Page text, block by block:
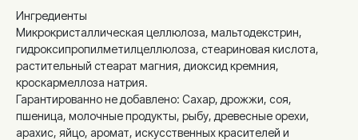
Ингредиенты
Микрокристаллическая целлюлоза, мальтодекстрин,
гидроксипропилметилцеллюлоза, стеариновая кислота,
растительный стеарат магния, диоксид кремния,
кроскармеллоза натрия.
Гарантированно не добавлено: Сахар, дрожжи, соя,
пшеница, молочные продукты, рыбу, древесные орехи,
арахис, яйцо, аромат, искусственных красителей и